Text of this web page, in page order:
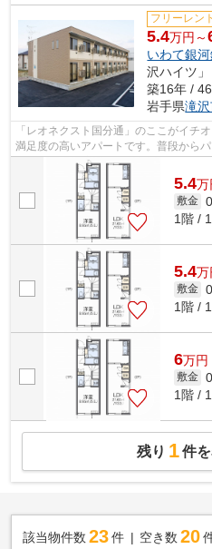
フリーレント
5.4万円～
いわて銀
沢ハイツ
築16年 /
岩手県滝
「レオネクスト国分通」のここがイチ
満足度の高いアパートです。普段から
ット回線導入済み。公開中の青山近く...
5.4万
敷金
1階 /
5.4万
敷金
1階 /
6万円
敷金
1階 /
残り 1件
該当物件数 23件 空き数 20